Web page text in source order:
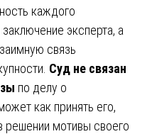
каждого
эксперта, а
связь
Суд не связан
по делу о
как принять его,
решении мотивы своего